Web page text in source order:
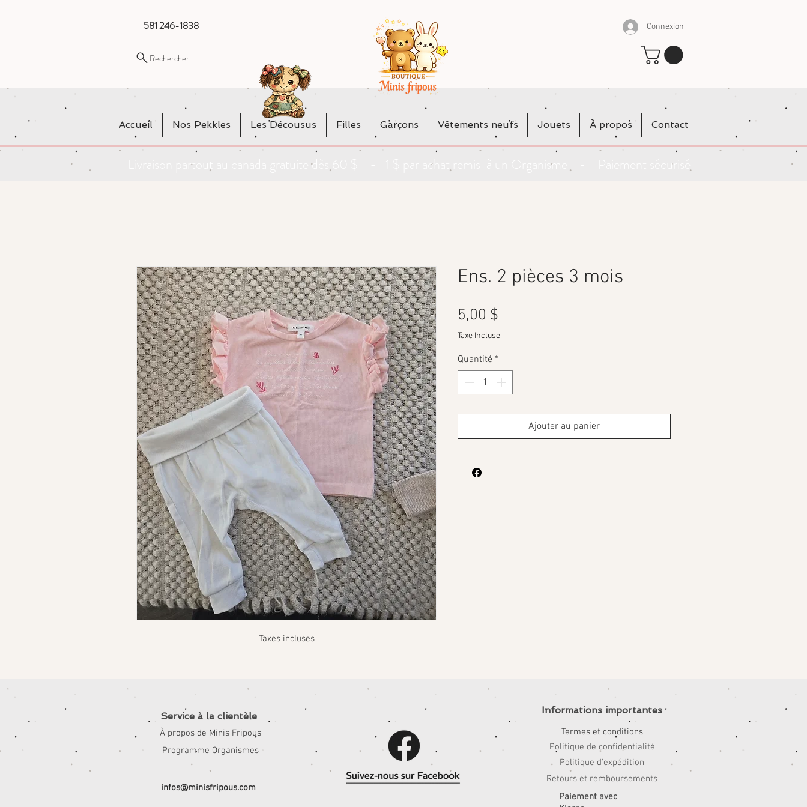
581 246-1838
Rechercher
Connexion
Accueil Nos Pekkles Les Décousus Filles Garçons Vêtements neufs Jouets À propos Contact
Livraison partout au canada gratuite dès 60 $ - 1 $ par achat remis à un Organisme - Paiement sécurisé
Taxes incluses
Ens. 2 pièces 3 mois
5,00 $
Taxe Incluse
Quantité *
Ajouter au panier
Service à la clientèle
À propos de Minis Fripous
Programme Organismes
infos@minisfripous.com
Informations importantes
Termes et conditions
Politique de confidentialité
Politique d'expédition
Retours et remboursements
Paiement avec